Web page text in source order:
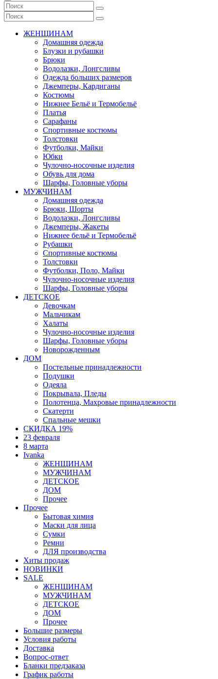
ЖЕНЩИНАМ
Домашняя одежда
Блузки и рубашки
Брюки
Водолазки, Лонгсливы
Одежда больших размеров
Джемперы, Кардиганы
Костюмы
Нижнее Бельё и Термобельё
Платья
Сарафаны
Спортивные костюмы
Толстовки
Футболки, Майки
Юбки
Чулочно-носочные изделия
Обувь для дома
Шарфы, Головные уборы
МУЖЧИНАМ
Домашняя одежда
Брюки, Шорты
Водолазки, Лонгсливы
Джемперы, Жакеты
Нижнее бельё и Термобельё
Рубашки
Спортивные костюмы
Толстовки
Футболки, Поло, Майки
Чулочно-носочные изделия
Шарфы, Головные уборы
ДЕТСКОЕ
Девочкам
Мальчикам
Халаты
Чулочно-носочные изделия
Шарфы, Головные уборы
Новорожденным
ДОМ
Постельные принадлежности
Подушки
Одеяла
Покрывала, Пледы
Полотенца, Махровые принадлежности
Скатерти
Спальные мешки
СКИДКА 19%
23 февраля
8 марта
Ivanka
ЖЕНЩИНАМ
МУЖЧИНАМ
ДЕТСКОЕ
ДОМ
Прочее
Прочее
Бытовая химия
Маски для лица
Сумки
Ремни
ДЛЯ производства
Хиты продаж
НОВИНКИ
SALE
ЖЕНЩИНАМ
МУЖЧИНАМ
ДЕТСКОЕ
ДОМ
Прочее
Большие размеры
Условия работы
Доставка
Вопрос-ответ
Бланки предзаказа
График работы